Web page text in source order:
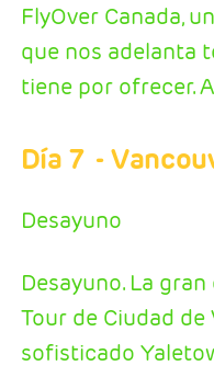
FlyOver Canada,
que nos adelanta
tiene por ofrecer.
Día 7 -
Desayuno
Desayuno. La
Tour de Ciudad
sofisticado